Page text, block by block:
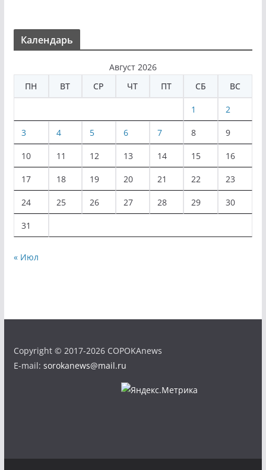
Календарь
Август 2026
ПН
ВТ СР ЧТ ПТ СБ ВС
1 2
3 4 5 6 7 8 9
10 11 12 13 14 15 16
17 18 19 20 21 22 23
24 25 26 27 28 29 30
31
« Июл
Copyright © 2017-2026 COPOKAnews
E-mail: sorokanews@mail.ru